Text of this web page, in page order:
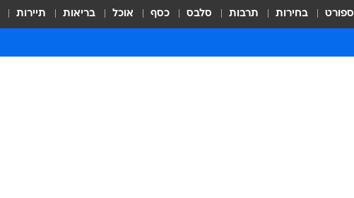
ספורט בחירות תרבות סלבס כסף אוכל בריאות תיירות